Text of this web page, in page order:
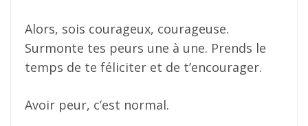
Alors, sois courageux, courageuse.
Surmonte tes peurs une à une. Prends le
temps de te féliciter et de t’encourager.
Avoir peur, c’est normal.